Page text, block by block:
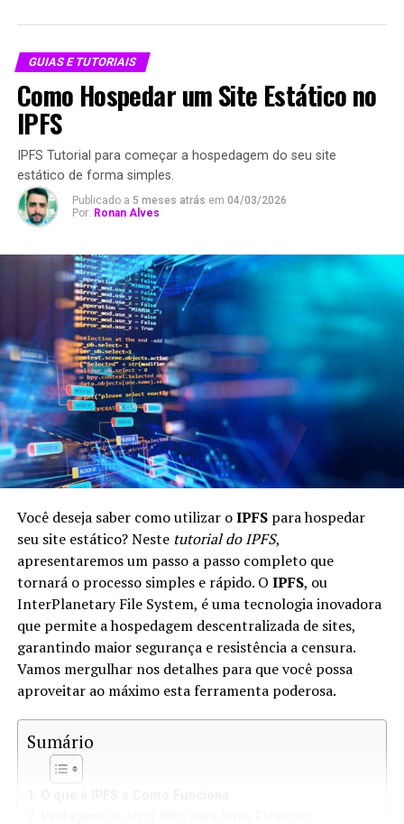
GUIAS E TUTORIAIS
Como Hospedar um Site Estático no
IPFS
IPFS Tutorial para começar a hospedagem do seu site
estático de forma simples.
Publicado a 5 meses atrás em 04/03/2026
Por: Ronan Alves
Você deseja saber como utilizar oIPFSpara hospedar
seu site estático? Neste tutorial do IPFS,
apresentaremos um passo a passo completo que
tornará o processo simples e rápido. O IPFS, ou
InterPlanetary File System, é uma tecnologia inovadora
que permite a hospedagem descentralizada de sites,
garantindo maior segurança e resistência a censura.
Vamos mergulhar nos detalhes para que você possa
aproveitar ao máximo esta ferramenta poderosa.
Sumário